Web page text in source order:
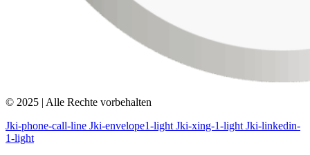
© 2025 | Alle Rechte vorbehalten
Jki-phone-call-line Jki-envelope1-light Jki-xing-1-light Jki-linkedin-
1-light